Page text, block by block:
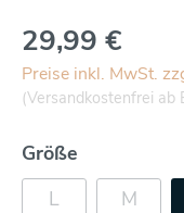
29,99 €
Preise inkl. MwSt.
(Versandkostenfrei
Größe
L
M